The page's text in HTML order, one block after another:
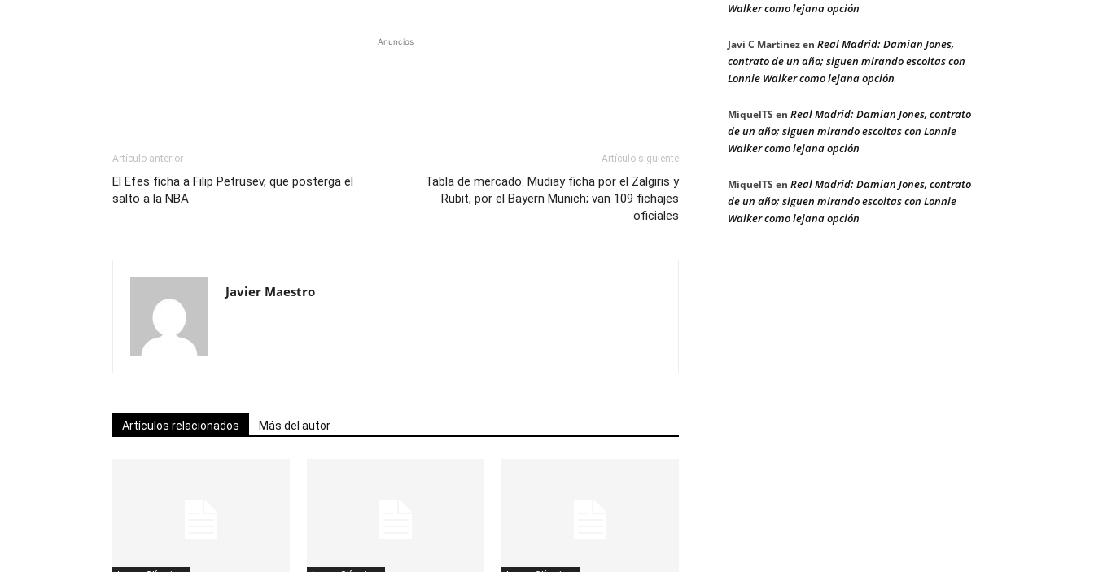
Anuncios
Artículo anterior
El Efes ficha a Filip Petrusev, que posterga el
salto a la NBA
Artículo siguiente
Tabla de mercado: Mudiay ficha por el Zalgiris y
Rubit, por el Bayern Munich; van 109 fichajes
oficiales
Javier Maestro
Artículos relacionados Más del autor
Walker como lejana opción
Javi C Martínezen Real Madrid: Damian Jones,
contrato de un año; siguen mirando escoltas con
Lonnie Walker como lejana opción
MiquelTS en Real Madrid: Damian Jones, contrato
de un año; siguen mirando escoltas con Lonnie
Walker como lejana opción
MiquelTS en Real Madrid: Damian Jones, contrato
de un año; siguen mirando escoltas con Lonnie
Walker como lejana opción